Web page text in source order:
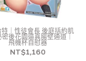
｜性徒會長 後庭括約肌
密後花園逼真腸壁通道｜
飛機杯自慰器
NT$1,160